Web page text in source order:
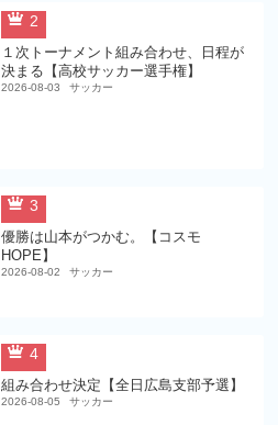
2
１次トーナメント組み合わせ、日程が
決まる【高校サッカー選手権】
2026-08-03 サッカー
3
優勝は山本がつかむ。【コスモ
HOPE】
2026-08-02 サッカー
4
組み合わせ決定【全日広島支部予選】
2026-08-05 サッカー